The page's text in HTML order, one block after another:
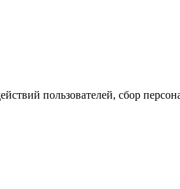
пользователей, сбор